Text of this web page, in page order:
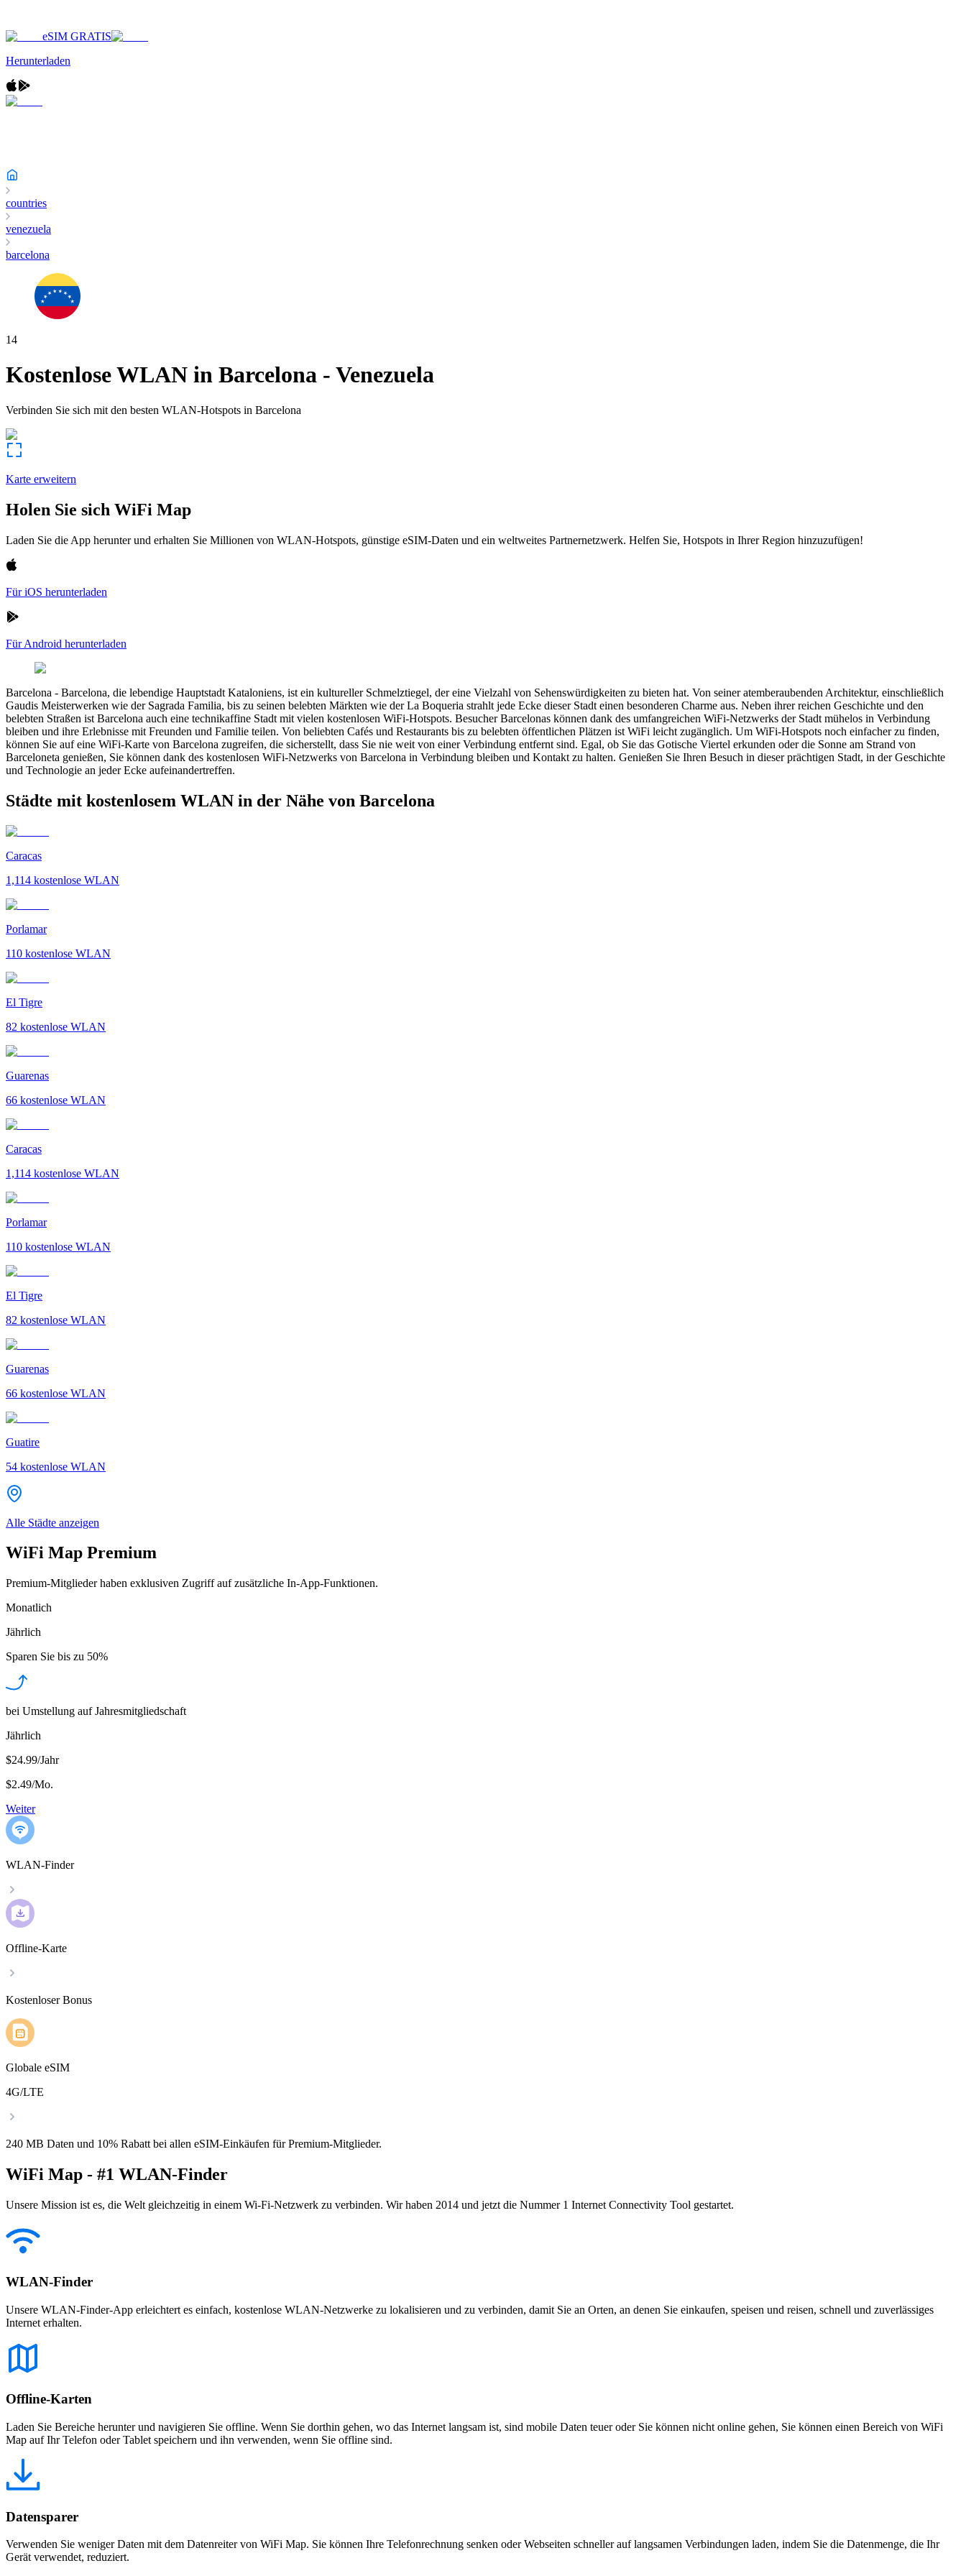
eSIM GRATIS
Herunterladen
countries
venezuela
barcelona
14
Kostenlose WLAN in Barcelona - Venezuela
Verbinden Sie sich mit den besten WLAN-Hotspots in Barcelona
Karte erweitern
Holen Sie sich WiFi Map
Laden Sie die App herunter und erhalten Sie Millionen von WLAN-Hotspots, günstige eSIM-Daten und ein weltweites Partnernetzwerk. Helfen Sie, Hotspots in Ihrer Region hinzuzufügen!
Für iOS herunterladen
Für Android herunterladen
Barcelona - Barcelona, die lebendige Hauptstadt Kataloniens, ist ein kultureller Schmelztiegel, der eine Vielzahl von Sehenswürdigkeiten zu bieten hat. Von seiner atemberaubenden Architektur, einschließlich
Gaudis Meisterwerken wie der Sagrada Familia, bis zu seinen belebten Märkten wie der La Boqueria strahlt jede Ecke dieser Stadt einen besonderen Charme aus. Neben ihrer reichen Geschichte und den
belebten Straßen ist Barcelona auch eine technikaffine Stadt mit vielen kostenlosen WiFi-Hotspots. Besucher Barcelonas können dank des umfangreichen WiFi-Netzwerks der Stadt mühelos in Verbindung
bleiben und ihre Erlebnisse mit Freunden und Familie teilen. Von beliebten Cafés und Restaurants bis zu belebten öffentlichen Plätzen ist WiFi leicht zugänglich. Um WiFi-Hotspots noch einfacher zu finden,
können Sie auf eine WiFi-Karte von Barcelona zugreifen, die sicherstellt, dass Sie nie weit von einer Verbindung entfernt sind. Egal, ob Sie das Gotische Viertel erkunden oder die Sonne am Strand von
Barceloneta genießen, Sie können dank des kostenlosen WiFi-Netzwerks von Barcelona in Verbindung bleiben und Kontakt zu halten. Genießen Sie Ihren Besuch in dieser prächtigen Stadt, in der Geschichte
und Technologie an jeder Ecke aufeinandertreffen.
Städte mit kostenlosem WLAN in der Nähe von Barcelona
Caracas
1,114 kostenlose WLAN
Porlamar
110 kostenlose WLAN
El Tigre
82 kostenlose WLAN
Guarenas
66 kostenlose WLAN
Caracas
1,114 kostenlose WLAN
Porlamar
110 kostenlose WLAN
El Tigre
82 kostenlose WLAN
Guarenas
66 kostenlose WLAN
Guatire
54 kostenlose WLAN
Alle Städte anzeigen
WiFi Map Premium
Premium-Mitglieder haben exklusiven Zugriff auf zusätzliche In-App-Funktionen.
Monatlich
Jährlich
Sparen Sie bis zu 50%
bei Umstellung auf Jahresmitgliedschaft
Jährlich
$24.99/Jahr
$2.49/Mo.
Weiter
WLAN-Finder
Offline-Karte
Kostenloser Bonus
Globale eSIM
4G/LTE
240 MB Daten und 10% Rabatt bei allen eSIM-Einkäufen für Premium-Mitglieder.
WiFi Map - #1 WLAN-Finder
Unsere Mission ist es, die Welt gleichzeitig in einem Wi-Fi-Netzwerk zu verbinden. Wir haben 2014 und jetzt die Nummer 1 Internet Connectivity Tool gestartet.
WLAN-Finder
Unsere WLAN-Finder-App erleichtert es einfach, kostenlose WLAN-Netzwerke zu lokalisieren und zu verbinden, damit Sie an Orten, an denen Sie einkaufen, speisen und reisen, schnell und zuverlässiges
Internet erhalten.
Offline-Karten
Laden Sie Bereiche herunter und navigieren Sie offline. Wenn Sie dorthin gehen, wo das Internet langsam ist, sind mobile Daten teuer oder Sie können nicht online gehen, Sie können einen Bereich von WiFi
Map auf Ihr Telefon oder Tablet speichern und ihn verwenden, wenn Sie offline sind.
Datensparer
Verwenden Sie weniger Daten mit dem Datenreiter von WiFi Map. Sie können Ihre Telefonrechnung senken oder Webseiten schneller auf langsamen Verbindungen laden, indem Sie die Datenmenge, die Ihr
Gerät verwendet, reduziert.